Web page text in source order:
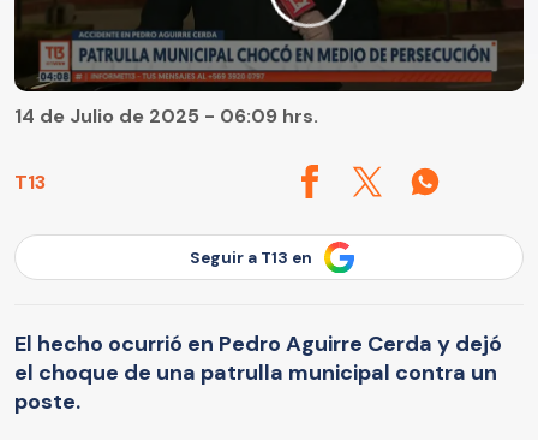
T13
14 de Julio de 2025 - 06:09 hrs.
Seguir a T13 en
El hecho ocurrió en Pedro Aguirre Cerda y dejó
el choque de una patrulla municipal contra un
poste.